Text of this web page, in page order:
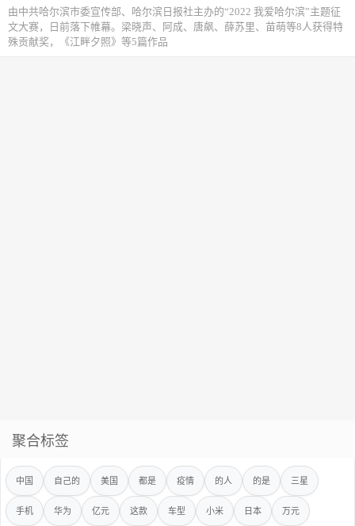
由中共哈尔滨市委宣传部、哈尔滨日报社主办的“2022 我爱哈尔滨”主题征
文大赛，日前落下帷幕。梁晓声、阿成、唐飙、薛苏里、苗萌等8人获得特
殊贡献奖，《江畔夕照》等5篇作品
聚合标签
中国 自己的 美国 都是 疫情 的人 的是 三星
手机 华为 亿元 这款 车型 小米 日本 万元